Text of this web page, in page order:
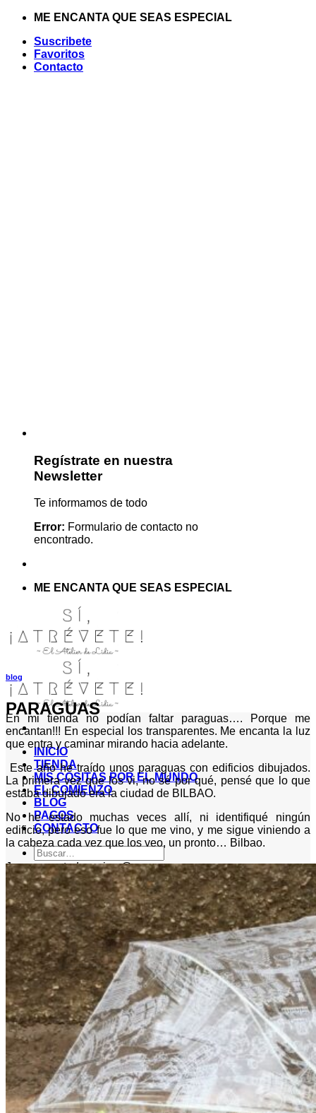
Saltar
contenido
ME ENCANTA QUE SEAS ESPECIAL
Suscribete
Favoritos
Contacto
Regístrate en nuestra
Newsletter
Te informamos de todo
Error: Formulario de contacto no
encontrado.
ME ENCANTA QUE SEAS ESPECIAL
INICIO
TIENDA
MIS COSITAS POR EL MUNDO
EL COMIENZO
BLOG
PAGOS
CONTACTO
Buscar
por:
Acceder / Registrarse
Carrito /0,00€ 0
No hay productos en el carrito.
Volver a la tienda
0
Carrito
blog
PARAGUAS
En mi tienda no podían faltar paraguas…. Porque me
encantan!!! En especial los transparentes. Me encanta la luz
que entra y caminar mirando hacia adelante.
Este año he traído unos paraguas con edificios dibujados.
La primera vez que los vi, no sé por qué, pensé que lo que
estaba dibujado era la ciudad de BILBAO.
No he estado muchas veces allí, ni identifiqué ningún
edificio, pero eso fue lo que me vino, y me sigue viniendo a
la cabeza cada vez que los veo, un pronto… Bilbao.
Juzguen ustedes mism@s…